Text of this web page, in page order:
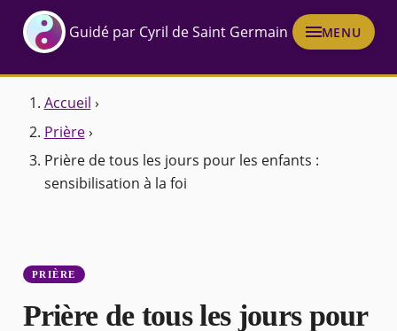
Guidé par Cyril de Saint Germain MENU
Accueil ›
Prière ›
Prière de tous les jours pour les enfants :
sensibilisation à la foi
PRIÈRE
Prière de tous les jours pour